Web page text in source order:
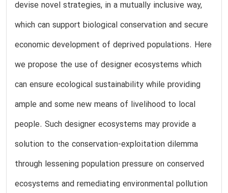
devise novel strategies, in a mutually inclusive way,
which can support biological conservation and secure
economic development of deprived populations. Here
we propose the use of designer ecosystems which
can ensure ecological sustainability while providing
ample and some new means of livelihood to local
people. Such designer ecosystems may provide a
solution to the conservation-exploitation dilemma
through lessening population pressure on conserved
ecosystems and remediating environmental pollution